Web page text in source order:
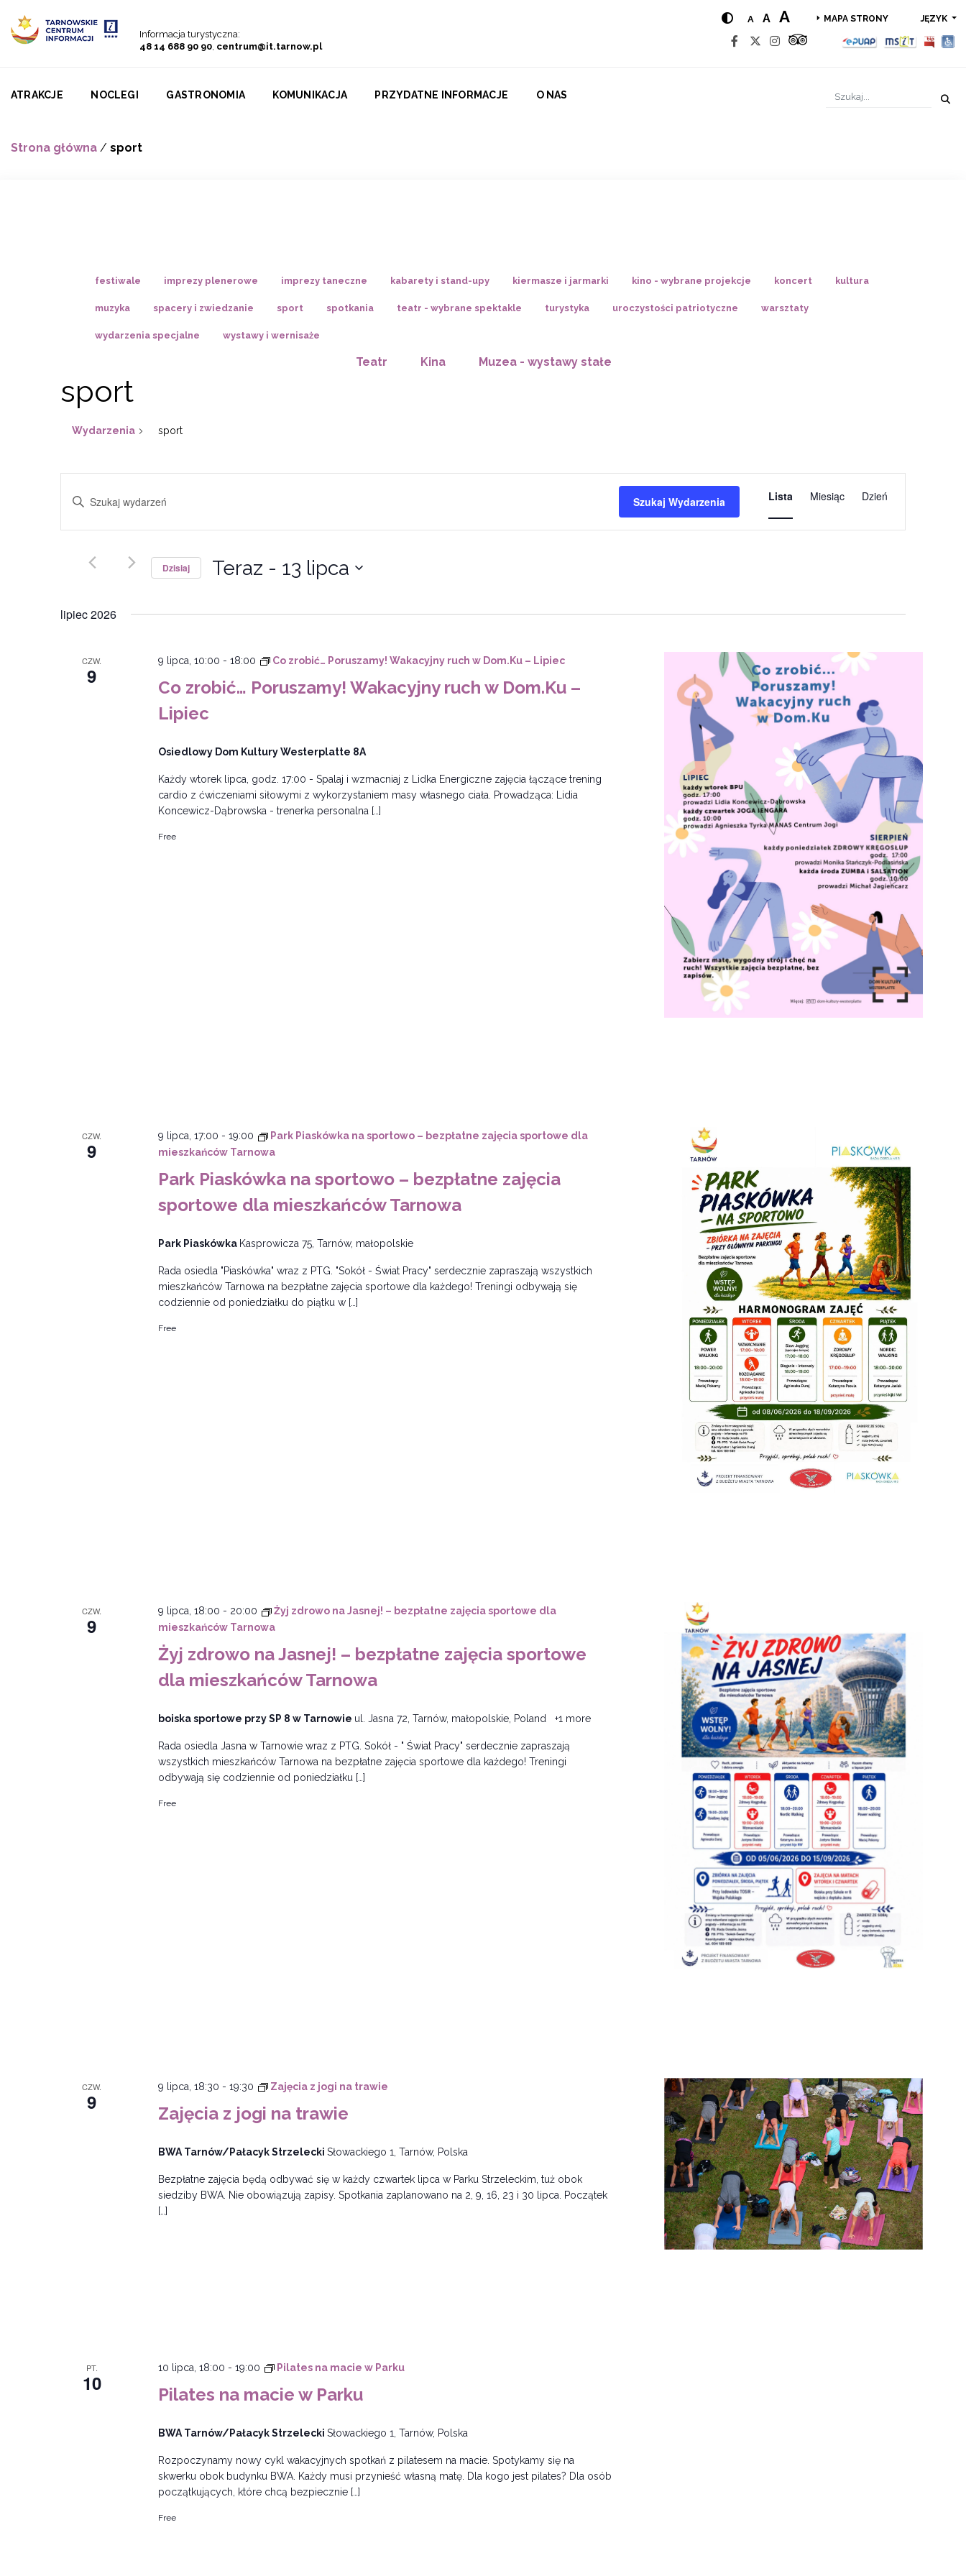
Informacja turystyczna:
48 14 688 90 90, centrum@it.tarnow.pl
A A A MAPA STRONY JĘZYK
ATRAKCJE NOCLEGI GASTRONOMIA KOMUNIKACJA PRZYDATNE INFORMACJE O NAS
Strona główna / sport
festiwale imprezy plenerowe imprezy taneczne kabarety i stand-upy kiermasze i jarmarki kino - wybrane projekcje koncert kultura
muzyka spacery i zwiedzanie sport spotkania teatr - wybrane spektakle turystyka uroczystości patriotyczne warsztaty
wydarzenia specjalne wystawy i wernisaże
Teatr Kina Muzea - wystawy stałe
sport
Wydarzenia sport
Nawigacja
Wpisz
kluczowe.
Wydarzenia.
Szukaj Wydarzenia
Widoki
Lista Miesiąc Dzień
Dzisiaj Teraz - 13 lipca
lipiec 2026
CZW.
9
9 lipca, 10:00 - 18:00 Co zrobić… Poruszamy! Wakacyjny ruch w Dom.Ku – Lipiec
Co zrobić… Poruszamy! Wakacyjny ruch w Dom.Ku –
Lipiec
Osiedlowy Dom Kultury Westerplatte 8A
Każdy wtorek lipca, godz. 17:00 - Spalaj i wzmacniaj z Lidka Energiczne zajęcia łączące trening
cardio z ćwiczeniami siłowymi z wykorzystaniem masy własnego ciała. Prowadząca: Lidia
Koncewicz-Dąbrowska - trenerka personalna […]
Free
CZW.
9
9 lipca, 17:00 - 19:00
Park Piaskówka na sportowo – bezpłatne zajęcia sportowe dla
mieszkańców Tarnowa
Park Piaskówka na sportowo – bezpłatne zajęcia
sportowe dla mieszkańców Tarnowa
Park Piaskówka Kasprowicza 75, Tarnów, małopolskie
Rada osiedla "Piaskówka" wraz z PTG. "Sokół - Świat Pracy" serdecznie zapraszają wszystkich
mieszkańców Tarnowa na bezpłatne zajęcia sportowe dla każdego! Treningi odbywają się
codziennie od poniedziałku do piątku w […]
Free
CZW.
9
9 lipca, 18:00 - 20:00
Żyj zdrowo na Jasnej! – bezpłatne zajęcia sportowe dla
mieszkańców Tarnowa
Żyj zdrowo na Jasnej! – bezpłatne zajęcia sportowe
dla mieszkańców Tarnowa
boiska sportowe przy SP 8 w Tarnowie ul. Jasna 72, Tarnów, małopolskie, Poland +1 more
Rada osiedla Jasna w Tarnowie wraz z PTG. Sokół - " Świat Pracy" serdecznie zapraszają
wszystkich mieszkańców Tarnowa na bezpłatne zajęcia sportowe dla każdego! Treningi
odbywają się codziennie od poniedziałku […]
Free
CZW.
9
9 lipca, 18:30 - 19:30 Zajęcia z jogi na trawie
Zajęcia z jogi na trawie
BWA Tarnów/Pałacyk Strzelecki Słowackiego 1, Tarnów, Polska
Bezpłatne zajęcia będą odbywać się w każdy czwartek lipca w Parku Strzeleckim, tuż obok
siedziby BWA. Nie obowiązują zapisy. Spotkania zaplanowano na 2, 9, 16, 23 i 30 lipca. Początek
[…]
PT.
10
10 lipca, 18:00 - 19:00 Pilates na macie w Parku
Pilates na macie w Parku
BWA Tarnów/Pałacyk Strzelecki Słowackiego 1, Tarnów, Polska
Rozpoczynamy nowy cykl wakacyjnych spotkań z pilatesem na macie. Spotykamy się na
skwerku obok budynku BWA. Każdy musi przynieść własną matę. Dla kogo jest pilates? Dla osób
początkujących, które chcą bezpiecznie […]
Free